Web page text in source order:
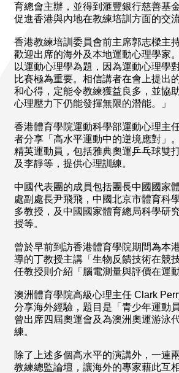
育總會主辦，並得到滙豐銀行慈善基
促進香港與內地在教練培訓方面的交流
香港教練培訓委員會前主席郭志樑主
歡迎出席的海外及本地運動心理學家
以運動心理學為題，因為運動心理學
比賽極為重要。相信講者在會上提出
和心得，定能令教練獲益良多，並協
心理壓力下仍能發揮無限的潛能。」
香港體育學院運動科學部運動心理主
者分享「高水平運動中的逆境應對」
精英運動員，包括雅典奧運乒乓球雙
及李靜等，提供心理訓練。
中國代表團的成員包括團長中國國家
處副處長尹飛飛，中國北京市體育科
多教授，及中國國家體育總局科學研
授等。
曾於早前到訪香港體育學院期間為本
導的丁教授主講「生物反饋技術在競
任教授則介紹「腦電測量與評價在運
澳洲體育學院高級心理主任 Clark
分享海外經驗，題目是「青少年運動
曾出席四屆奧運會及為澳洲奧運游泳
練。
除了上述多個高水平的演講外，一連
教練總監論壇，讓海外的專家藉此互